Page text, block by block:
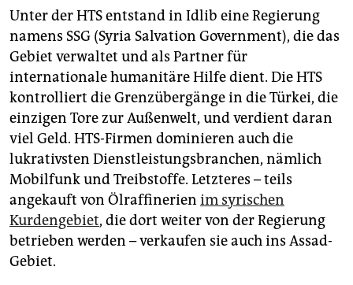
Unter der HTS entstand in Idlib eine Regierung
namens SSG (Syria Salvation Government), die das
Gebiet verwaltet und als Partner für
internationale humanitäre Hilfe dient. Die HTS
kontrolliert die Grenzübergänge in die Türkei, die
einzigen Tore zur Außenwelt, und verdient daran
viel Geld. HTS-Firmen dominieren auch die
lukrativsten Dienstleistungsbranchen, nämlich
Mobilfunk und Treibstoffe. Letzteres – teils
angekauft von Ölraffinerien im syrischen
Kurdengebiet, die dort weiter von der Regierung
betrieben werden – verkaufen sie auch ins Assad-
Gebiet.